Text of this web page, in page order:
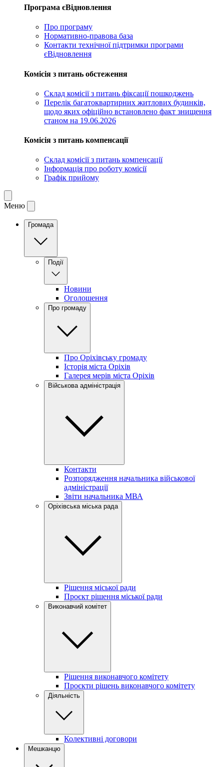
Програма єВідновлення
Про програму
Нормативно-правова база
Контакти технічної підтримки програми
єВідновлення
Комісія з питань обстеження
Склад комісії з питань фіксації пошкоджень
Перелік багатоквартирних житлових будинків,
щодо яких офіційно встановлено факт знищення
станом на 19.06.2026
Комісія з питань компенсації
Склад комісії з питань компенсації
Інформація про роботу комісії
Графік прийому
Меню
Громада
Події
Новини
Оголошення
Про громаду
Про Оріхівську громаду
Історія міста Оріхів
Галерея мерів міста Оріхів
Військова адміністрація
Контакти
Розпорядження начальника військової
адміністрації
Звіти начальника МВА
Оріхівська міська рада
Рішення міської ради
Проєкт рішення міської ради
Виконавчий комітет
Рішення виконавчого комітету
Проєкти рішень виконавчого комітету
Діяльність
Колективні договори
Мешканцю